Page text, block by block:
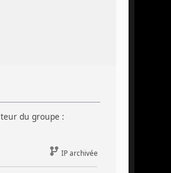
du groupe :
IP archivée